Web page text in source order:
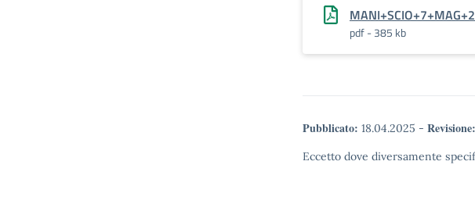
pdf - 385 kb
Pubblicato: 18.04.2025 - Revisione:
Eccetto dove diversamente